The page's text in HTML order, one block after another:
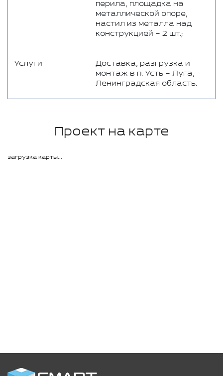
перила, площадка на
металлической опоре,
настил из металла над
конструкцией – 2 шт.;
Услуги
Доставка, разгрузка и
монтаж в п. Усть – Луга,
Ленинградская область.
Проект на карте
загрузка карты...